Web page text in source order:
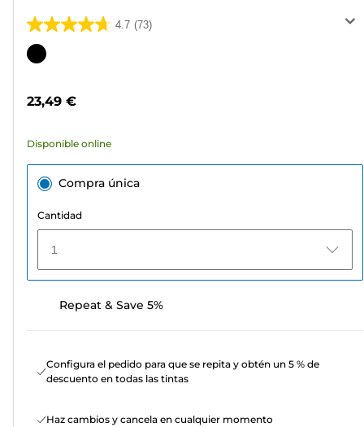
4.7 (73)
4.7
de
73
Cartucho
23,49 €
Disponible online
Compra única
Cantidad
1
Repeat & Save 5%
Configura el pedido para que se repita y obtén un 5 % de
descuento en todas las tintas
Haz cambios y cancela en cualquier momento